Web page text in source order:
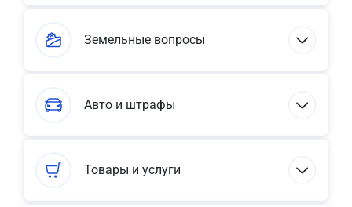
Земельные вопросы
Авто и штрафы
Товары и услуги